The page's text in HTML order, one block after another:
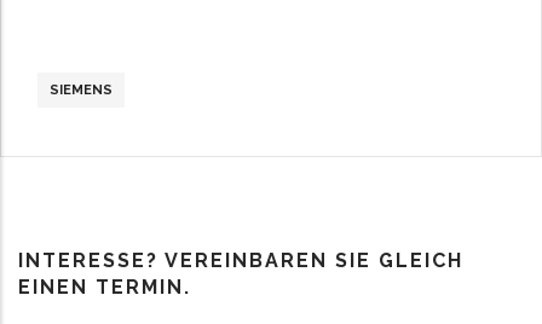
SIEMENS
INTERESSE? VEREINBAREN SIE GLEICH
EINEN TERMIN.